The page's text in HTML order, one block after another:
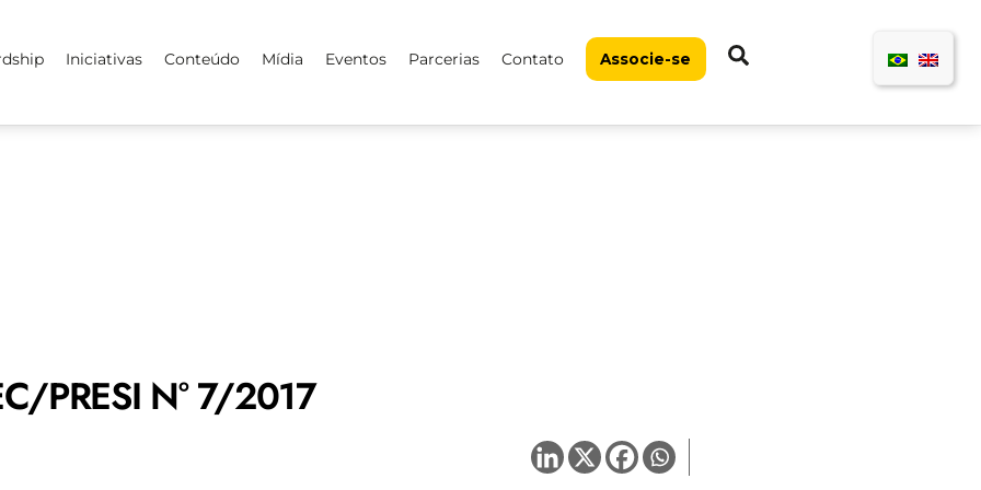
Iniciativas Conteúdo Mídia Eventos Parcerias Contato Associe-se
PRESI N° 7/2017